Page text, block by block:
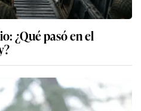
¿Qué pasó en el